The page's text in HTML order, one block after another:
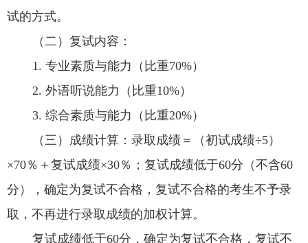
试的方式。
（二）复试内容：
1.专业素质与能力（比重70%）
2.外语听说能力（比重10%）
3.综合素质与能力（比重20%）
（三）成绩计算：录取成绩＝（初试成绩÷5）
×70％＋复试成绩×30％；复试成绩低于60分（不含60
分），确定为复试不合格，复试不合格的考生不予录
取，不再进行录取成绩的加权计算。
复试成绩低于60分，确定为复试不合格，复试不